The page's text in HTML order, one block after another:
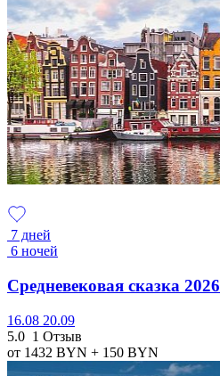
7 дней
6 ночей
Средневековая сказка 2026
16.08 20.09
5.0 1 Отзыв
от 1432 BYN + 150 BYN